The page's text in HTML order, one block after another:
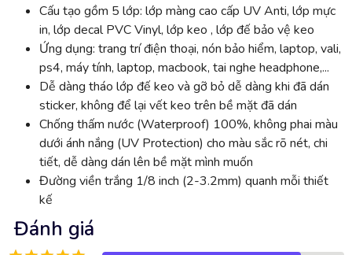
Cấu tạo gồm 5 lớp: lớp màng cao cấp UV Anti, lớp mực
in, lớp decal PVC Vinyl, lớp keo , lớp đế bảo vệ keo
Ứng dụng: trang trí điện thoại, nón bảo hiểm, laptop, vali,
ps4, máy tính, laptop, macbook, tai nghe headphone,...
Dễ dàng tháo lớp đế keo và gỡ bỏ dễ dàng khi đã dán
sticker, không để lại vết keo trên bề mặt đã dán
Chống thấm nước (Waterproof) 100%, không phai màu
dưới ánh nắng (UV Protection) cho màu sắc rõ nét, chi
tiết, dễ dàng dán lên bề mặt mình muốn
Đường viền trắng 1/8 inch (2-3.2mm) quanh mỗi thiết
kế
Đánh giá